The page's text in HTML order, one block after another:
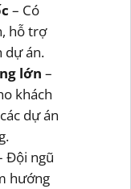
– Có
hỗ trợ
dự án.
lớn –
khách
dự án
Đội ngũ
hướng